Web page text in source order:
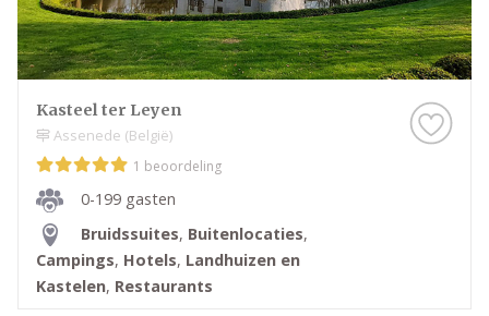
Kasteel ter Leyen
Assenede (België)
1 beoordeling
0-199 gasten
Bruidssuites, Buitenlocaties,
Campings, Hotels, Landhuizen en
Kastelen, Restaurants